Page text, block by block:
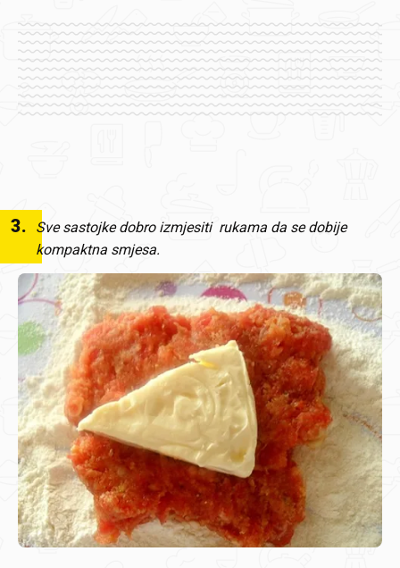
3.
Sve sastojke dobro izmjesiti rukama da se dobije
kompaktna smjesa.